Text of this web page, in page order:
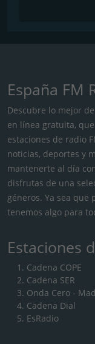
España FM
Descubre lo mejor
en línea gratuita,
estaciones de radio
noticias, deportes y
mantenerte al día
disfrutas de una
géneros. Ya sea que
tenemos algo para
Estaciones
Cadena COPE
Cadena SER
Onda Cero -
Cadena Dial
EsRadio